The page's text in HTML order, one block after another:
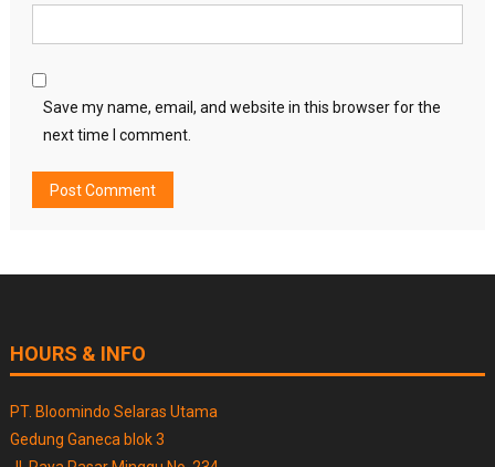
Save my name, email, and website in this browser for the
next time I comment.
HOURS & INFO
PT. Bloomindo Selaras Utama
Gedung Ganeca blok 3